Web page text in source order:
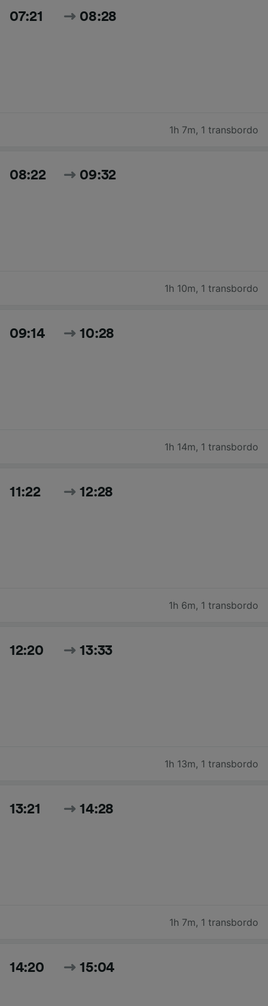
07:21 08:28
1h 7m, 1 transbordo
08:22 09:32
1h 10m, 1 transbordo
09:14 10:28
1h 14m, 1 transbordo
11:22 12:28
1h 6m, 1 transbordo
12:20 13:33
1h 13m, 1 transbordo
13:21 14:28
1h 7m, 1 transbordo
14:20 15:04